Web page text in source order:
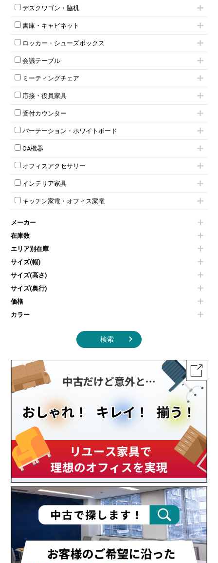
役員チェア
高級チェア（多機能チェア）
オフィスチェアその他
フリーアドレスデスク（ベンチデスク）
昇降デスク
オフィスデスクその他
両袖机
デスクワゴン・脇机
インワゴン2段
インワゴン3段
脇机
ワゴンその他
書庫・キャビネット
ハイキャビネット
ローキャビネット
両開きキャビネット
スチールキャビネット
上下連結キャビネット
軽量ラック（スチールラック）
収納家具その他
両開書庫
ラテラル書庫
ロッカー・シューズボックス
1人用ロッカー
2人用ロッカー
3人用ロッカー
4人用ロッカー
5人用ロッカー
8人用ロッカー
多人数ロッカー
ダイヤル錠ロッカー
ダイヤル錠ロッカー
ワードローブ・クローゼット
会議テーブル
スタッキングテーブル
ネスティングテーブル
幕板付テーブル
カウンターテーブル
T字脚テーブル
会議テーブルW1200～
会議テーブルW1800～
平行スタックテーブル
会議テーブルその他
ミーティングチェア
キャスター付きミーティングチェア
スタッキングミーティングチェア
テーブル付きミーティングチェア
ネスティングミーティングチェア
折りたたみミーティングチェア
ハイチェア
ミーティングチェアその他
応接・役員家具
応接セット
応接ソファ
応接チェア
応接テーブル
応接・役員家具その他
受付カウンター
ローカウンター
ラウンジカウンター
受付カウンターその他
パーテーション・ホワイトボード
パーテーション
自立タイプパーテーション
パーテーションその他
脚付ホワイトボード
壁掛けホワイトボード
ホワイトボードその他
OA機器
電話機（ビジネスフォン）
シュレッダー
プロジェクター
スクリーン
その他OA機器
オフィスアクセサリー
チェア用台車
演台・講演台・演説台
防音パネル
個室ブース
コートハンガー・ポールハンガー
傘立て
食器棚・キッチンキャビネット
カタログスタンド
オフィスアクセサリーその他
インテリア家具
モールドチェア
ダイニングチェア
カウンターテーブル
センターテーブル・サイドテーブル
ベンチ・スツール
ソファ
シェルフ
ダストボックス（ゴミ箱）
インテリア家具その他
キッチン家電・オフィス家電
冷蔵庫・洗濯機
空気清浄機・加湿器
液晶テレビ・モニター類
エアコン
掃除機
季節家電
メーカー
在庫数
エリア別在庫
サイズ(幅)
サイズ(高さ)
サイズ(奥行)
価格
カラー
検索